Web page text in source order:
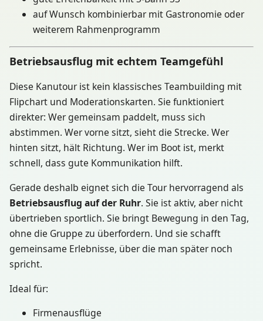
auf Wunsch kombinierbar mit Gastronomie oder
weiterem Rahmenprogramm
Betriebsausflug mit echtem Teamgefühl
Diese Kanutour ist kein klassisches Teambuilding mit
Flipchart und Moderationskarten. Sie funktioniert
direkter: Wer gemeinsam paddelt, muss sich
abstimmen. Wer vorne sitzt, sieht die Strecke. Wer
hinten sitzt, hält Richtung. Wer im Boot ist, merkt
schnell, dass gute Kommunikation hilft.
Gerade deshalb eignet sich die Tour hervorragend als
Betriebsausflug auf der Ruhr. Sie ist aktiv, aber nicht
übertrieben sportlich. Sie bringt Bewegung in den Tag,
ohne die Gruppe zu überfordern. Und sie schafft
gemeinsame Erlebnisse, über die man später noch
spricht.
Ideal für:
Firmenausflüge